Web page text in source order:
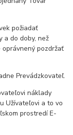
požiadať
a do doby, než
pozdržať
Prevádzkovateľ.
náklady
Užívateľovi a to vo
prostredí E-